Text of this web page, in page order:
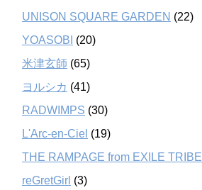
UNISON SQUARE GARDEN (22)
YOASOBI (20)
米津玄師 (65)
ヨルシカ (41)
RADWIMPS (30)
L'Arc-en-Ciel (19)
THE RAMPAGE from EXILE TRIBE
reGretGirl (3)